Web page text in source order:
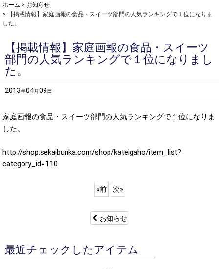
ホーム > お知らせ
>
【掲載情報】家庭画報の食品・スイーツ部門の人気ランキングで１位になりま
した。
【掲載情報】家庭画報の食品・スイーツ
部門の人気ランキングで１位になりまし
た。
2013年04月 09 日
家庭画報の食品・スイーツ部門の人気ランキングで１位になりま
した。
http://shop.sekaibunka.com/shop/kateigaho/item_list?
category_id=110
«前 次»
お知らせ
最近チェックしたアイテム